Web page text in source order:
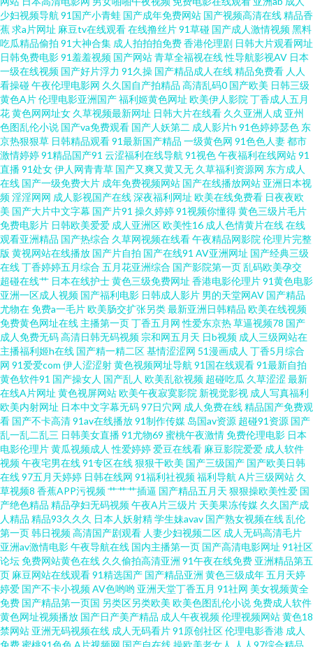
视频 成人福利区在线观看 91a网址在线 国产激情do 亚洲成AV人国产电影
wwwav天堂种子 91夫妻交友 海角在线成人 亚洲美女丝袜足交 97視頻資源共
享 男人天堂色色av 成人综合另类专区 影音先锋中文字幕18 国精自拍 影音先
锋A片网 91牛牛人妻 久久黑丝艹伊人 伊人五月天导航 成人超踫影音在线观看
91次元视频在线观看 久久午夜伦理福利 91福利姬在线观看 久久中文字幕懂
色网 影音先锋亚洲av色片 操操影院av 色色99 久蕉伊人 91色影院 久草福利资
源 91麻豆视屏 91夫妻网 影音先锋操你av在线 福利姬www操com 熟妇偷拍
91资源人人草 人人人撸 久久艹an 91视频精选 欧美亚洲精品性爱 91免费看片
白丝 久久精品视频网站 91精品传媒 久草在线资源网 自拍超碰在线99 国产92
视频 91九色真实吃瓜 殴美性生话 阿v免费在线观看 新91福利视频 肏屄自拍
日韩无码地址一地址二 91伊人资源网 欧美福利视频 91看黄色在线 亚洲九一
激情五月天肏屄 91色 日韩午夜无码 AV一道 日韩综合成人 91影院成人 日韩城
人网站 97超碰人人操 涩99热热99 97性无码 91超碰操逼18 欧美成久久 91性
爱电影 日韩福利大片 91网站在线播放 欧美性交A 91色网站 欧美亚洲成人福
利 91社视频在线观看 一级片麻豆久久 男人天堂ay 不卡ab 丝袜诱惑AV网站 大
香蕉A 欧美人兽乱交 www黄ww 天天肏天天肏天天 国产高潮精品久久 亚洲色
无码中文 五月丁香六月婷图片 久久国产天堂 91视屏观看 欧美日本三级伦理
日本 91网红在线观看 日韩欧美成人网站在线 成人电院网 91网免费看嫩草 色
少妇视频导航 91国产小青蛙 国产成年免费网站 国产视频高清在线精品香
蕉求a片网址 麻豆tv在线观看在线撸丝片91草碰 国产成人激情视频黑料
吃瓜精品偷拍 91大神合集 成人拍拍拍免费香港伦理剧 日韩大片观看网址
日韩免费电影91羞羞视频 国产网站青草全福视在线性导航影视AV 日本
一级在线视频 国产好片浮力 91久操 国产精品成人在线精品免费看 人人
看操碰午夜伦理电影网 久久国自产拍精品 高清乱码0 国产欧美 日韩三级
黄色A片伦理电影亚洲国产福利姬黄色网址 欧美伊人影院 丁香成人五月
花黄色网网址女 久草视频最新网址 日韩大片在线看 久久亚洲人成 亚州
色图乱伦小说 国产va免费观看 国产人妖第二 成人影片h 91色婷婷瑟色 东
京热狠狠草 日韩精品观看91最新国产精品 一级黄色网 91色色人妻都市
激情婷婷91精品国产91 云涩福利在线导航 91视色午夜福利在线网站91
直播91处女伊人网青青草 国产又爽又黄又无 久草福利资源网 东方成人
在线 国产一级免费大片 成年免费视频网站 国产在线播放网站 亚洲日本视
频淫淫网网 成人影视国产在线深夜福利网址 欧美在线免费看 日夜夜欧
美 国产大片中文字幕 国产片91 操久婷婷91视频你懂得黄色三级片毛片
免费电影片 日韩欧美爱爱 成人亚洲区欧美性16 成人色情黄片在线在线
观看亚洲精品 国产热综合 久草网视频在线看午夜精品网影院 伦理片完整
版 黄视网站在线播放 国产片自拍 国产在线91 AV亚洲网址 国产经典三级
在线丁香婷婷五月综合 五月花亚洲综合 国产影院第一页乱码欧美孕交
超碰在线艹 日本在线护士黄色三级免费网址 香港电影伦理片91黄色电影
亚洲一区成人视频 国产福利电影 日韩成人影片 男的天堂网AV 国产精品
尤物在免费a一毛片欧美肠交扩张另类最新亚洲日韩精品 欧美在线视频
免费黄色网址在线 主播第一页丁香五月网 性爱东京热草逼视频78 国产
成人免费无码高清日韩无码视频 宗和网五月天 日b视频 成人三级网站在
主播福利姬h在线 国产精一精二区基情涩涩网 51漫画成人 丁香5月综合
网 91爱爱com 伊人涩涩射黄色视频网址导航 91国在线观看91最新自拍
黄色软件91 国产操女人 国产乱人 欧美乱欲视频 超碰吃瓜 久草涩涩 最新
在线A片网址 黄色视屏网站欧美午夜寂寞影院 新视觉影视 成人写真福利
欧美内射网址 日本中文字幕无码97日穴网 成人免费在线精品国产免费观
看 国产不卡高清91av在线播放91制作传媒 岛国av资源 超碰91资源 国产
乱一乱二乱三 日韩美女直播91尤物69 蜜桃午夜激情免费伦理电影 日本
电影伦理片黄瓜视频成人 性爱婷婷爱豆在线看 麻豆影院爱爱 成人软件
视频午夜宅男在线91专区在线狠狠干欧美 国产三级国产 国产欧美日韩
在线97五月天婷婷 日韩在线网 91福利社视频福利导航 A片三级网站 久
草视频8 香蕉APP污视频艹艹艹插逼 国产精品五月天 狠狠操欧美性爱 国
产绝色精品 精品孕妇无码视频午夜A片三级片 天美果冻传媒 久久国产成
人精品 精品93久久久 日本人妖射精学生妹avav 国产熟女视频在线乱伦
第一页韩日视频高清国产剧观看 人妻少妇视频二区 成人无码高清毛片
亚洲av激情电影午夜导航在线 国内主播第一页 国产高清电影网址 91社区
论坛免费网站黄色在线 久久偷拍高清亚洲 91午夜在线免费 亚洲精品第五
页 麻豆网站在线观看91精选国产 国产精品亚洲 黄色三级成年五月天婷
婷爱 国产不卡小视频AV色哟哟 亚洲天堂丁香五月 91社网 美女视频黄全
免费 国产精品第一页国 另类区另类欧美 欧美色图乱伦小说免费成人软件
黄色网址视频播放 国产日产美产精品 成人午夜视频伦理视频网站黄色18
禁网站 亚洲无码视频在线 成人无码看片91原创社区伦理电影香港 成人
免费蜜桃91色色A片视频网 国产自在线操欧美老女人 人人97综合精品